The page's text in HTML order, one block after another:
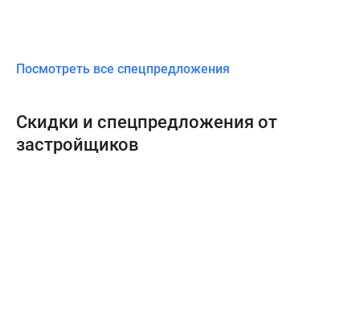
Посмотреть все спецпредложения
Скидки и спецпредложения от
застройщиков